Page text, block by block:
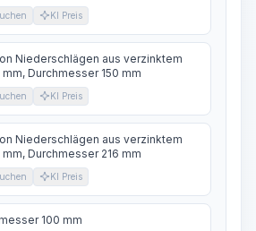
KI Preis
Niederschlägen aus verzinktem
Durchmesser 150 mm
KI Preis
Niederschlägen aus verzinktem
Durchmesser 216 mm
KI Preis
100 mm